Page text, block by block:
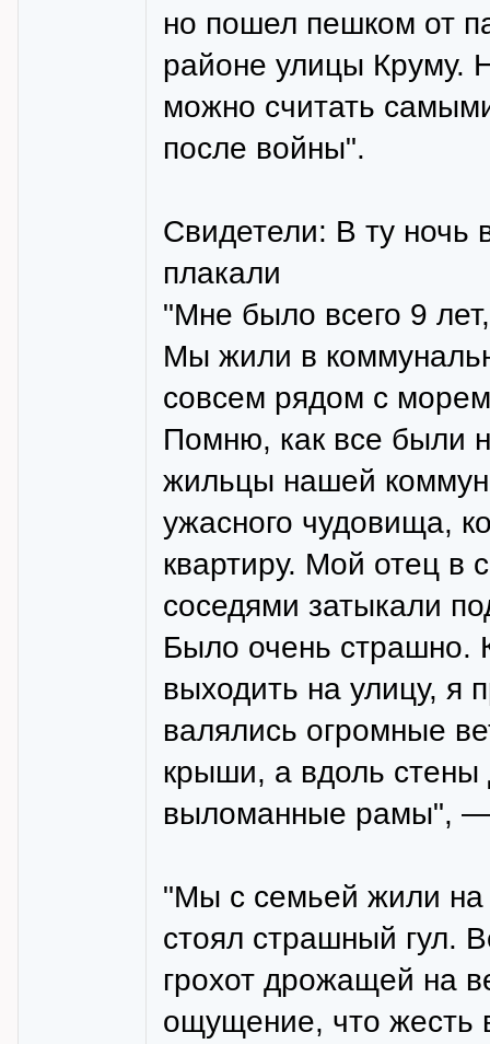
но пошел пешком от
районе улицы Круму.
можно считать
после войны".
Свидетели: В ту ночь
плакали
"Мне было всего 9
Мы жили в
совсем рядом с
Помню, как все были
жильцы нашей
ужасного чудовища,
квартиру. Мой отец в
соседями затыкали
Было очень страшно.
выходить на улицу, я
валялись огромные
крыши, а вдоль стены
выломанные рамы", —
"Мы с семьей жили
стоял страшный гул.
грохот дрожащей на
ощущение, что жесть